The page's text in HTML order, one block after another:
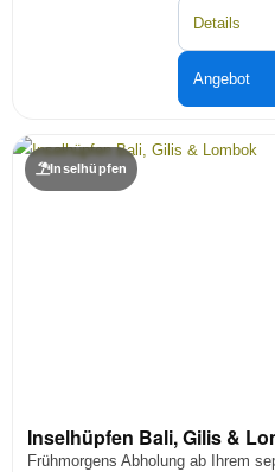
Details
Angebot
Inselhüpfen
Inselhüpfen Bali, Gilis &
Frühmorgens Abholung ab Ihrem